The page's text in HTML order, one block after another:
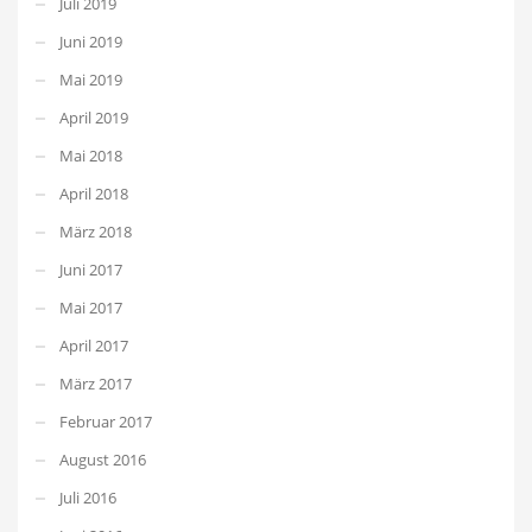
Juni 2019
Mai 2019
April 2019
Mai 2018
April 2018
März 2018
Juni 2017
Mai 2017
April 2017
März 2017
Februar 2017
August 2016
Juli 2016